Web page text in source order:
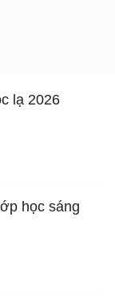
lạ 2026
học sáng